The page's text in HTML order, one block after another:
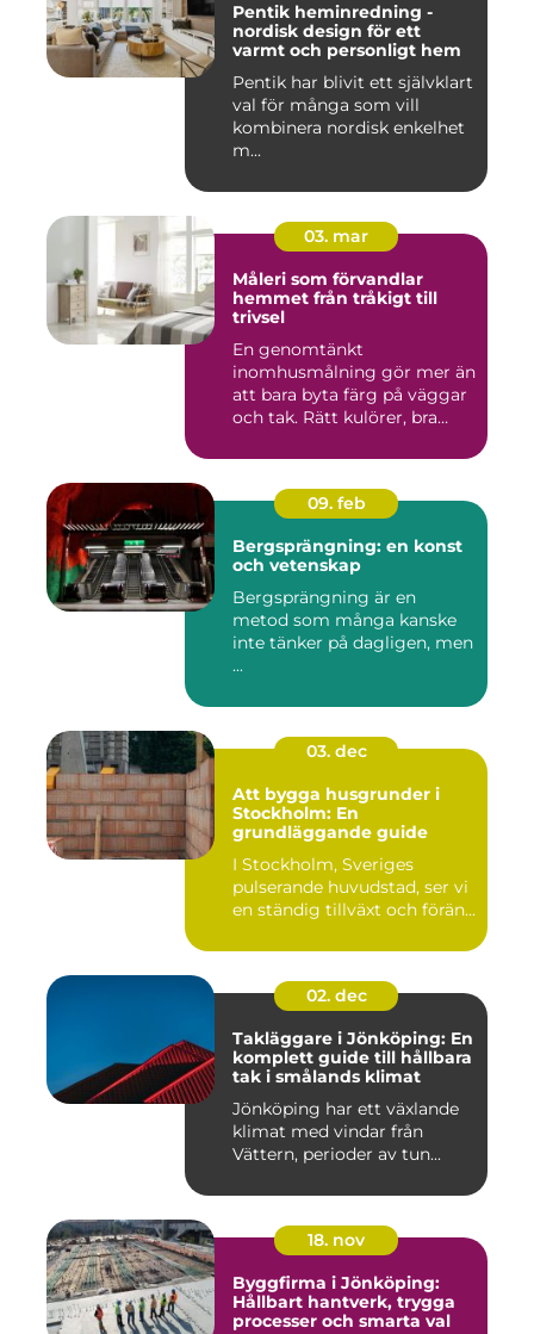
Pentik heminredning -
nordisk design för ett
varmt och personligt hem
Pentik har blivit ett självklart
val för många som vill
kombinera nordisk enkelhet
m...
03. mar
Måleri som förvandlar
hemmet från tråkigt till
trivsel
En genomtänkt
inomhusmålning gör mer än
att bara byta färg på väggar
och tak. Rätt kulörer, bra
09. feb
Bergsprängning: en konst
och vetenskap
Bergsprängning är en
metod som många kanske
inte tänker på dagligen, men
...
03. dec
Att bygga husgrunder i
Stockholm: En
grundläggande guide
I Stockholm, Sveriges
pulserande huvudstad, ser vi
en ständig tillväxt och förän...
02. dec
Takläggare i Jönköping: En
komplett guide till hållbara
tak i smålands klimat
Jönköping har ett växlande
klimat med vindar från
Vättern, perioder av tun...
18. nov
Byggfirma i Jönköping:
Hållbart hantverk, trygga
processer och smarta val